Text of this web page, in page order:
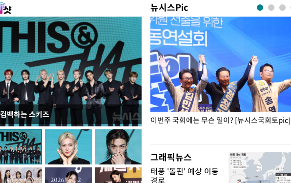
컴백하는 스키즈
뉴시스Pic
이 대통령, 국가폭력 피해자에 위로·사과…"국가
가 책임지고 치유"
이번주 국회에는 무슨 일이? [뉴시스국회토pic]
그래픽뉴스
태풍 '돌핀' 예상 이동
경로